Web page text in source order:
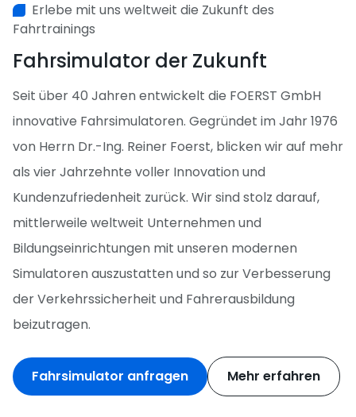
Erlebe mit uns weltweit die Zukunft des
Fahrtrainings
Fahrsimulator der Zukunft
Seit über 40 Jahren entwickelt die FOERST GmbH
innovative Fahrsimulatoren. Gegründet im Jahr 1976
von Herrn Dr.-Ing. Reiner Foerst, blicken wir auf mehr
als vier Jahrzehnte voller Innovation und
Kundenzufriedenheit zurück. Wir sind stolz darauf,
mittlerweile weltweit Unternehmen und
Bildungseinrichtungen mit unseren modernen
Simulatoren auszustatten und so zur Verbesserung
der Verkehrssicherheit und Fahrerausbildung
beizutragen.
Fahrsimulator anfragen Mehr erfahren